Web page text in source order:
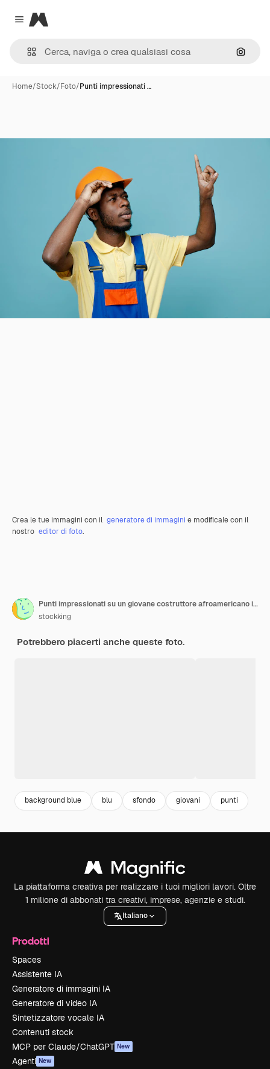
Close menu
Magnific
Cerca
Home/Stock/Foto/Punti impressionati …
Crea le tue immagini con il generatore di immagini e modificale con il
nostro editor di foto.
Punti impressionati su un giovane costruttore afroamericano in uniforme isolato su sfondo blu
stockking
Potrebbero piacerti anche queste foto.
background blue blu sfondo giovani punti
La piattaforma creativa per realizzare i tuoi migliori lavori. Oltre
1 milione di abbonati tra creativi, imprese, agenzie e studi.
Italiano
Prodotti
Spaces
Assistente IA
Generatore di immagini IA
Generatore di video IA
Sintetizzatore vocale IA
Contenuti stock
MCP per Claude/ChatGPT New
Agenti New